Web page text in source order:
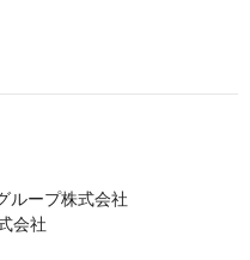
ループ株式会社
会社